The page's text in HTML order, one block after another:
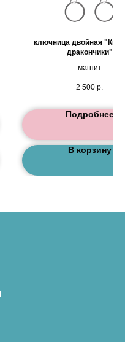
ключница двойная
дракончики"
магнит
2 500 р.
Подробнее
В корзину